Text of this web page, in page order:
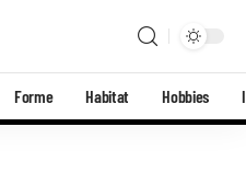
Forme Habitat Hobbies